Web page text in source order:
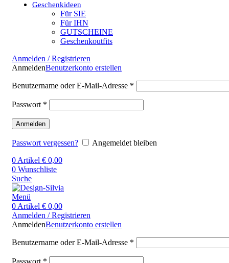
Geschenkideen
Für SIE
Für IHN
GUTSCHEINE
Geschenkoutfits
Anmelden / Registrieren
AnmeldenBenutzerkonto erstellen
Benutzername oder E-Mail-Adresse *
Passwort *
Anmelden
Passwort vergessen?
Angemeldet bleiben
0 Artikel € 0,00
0 Wunschliste
Suche
Menü
0 Artikel € 0,00
Anmelden / Registrieren
AnmeldenBenutzerkonto erstellen
Benutzername oder E-Mail-Adresse *
Passwort *